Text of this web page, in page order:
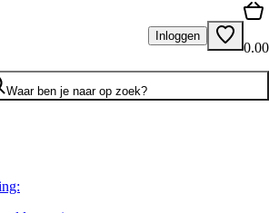
Inloggen
0.00
Waar ben je naar op zoek?